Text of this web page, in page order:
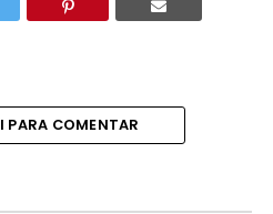
PARA COMENTAR